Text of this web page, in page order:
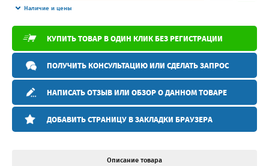
Наличие и цены
КУПИТЬ ТОВАР В ОДИН КЛИК БЕЗ РЕГИСТРАЦИИ
ПОЛУЧИТЬ КОНСУЛЬТАЦИЮ ИЛИ СДЕЛАТЬ ЗАПРОС
НАПИСАТЬ ОТЗЫВ ИЛИ ОБЗОР О ДАННОМ ТОВАРЕ
ДОБАВИТЬ СТРАНИЦУ В ЗАКЛАДКИ БРАУЗЕРА
Описание товара